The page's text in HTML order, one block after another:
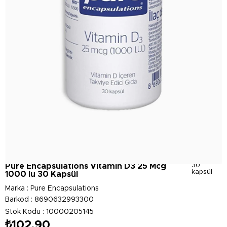
30
kapsül
Pure Encapsulations Vitamin D3 25 Mcg
1000 Iu 30 Kapsül
Marka : Pure Encapsulations
Barkod : 8690632993300
Stok Kodu
10000205145